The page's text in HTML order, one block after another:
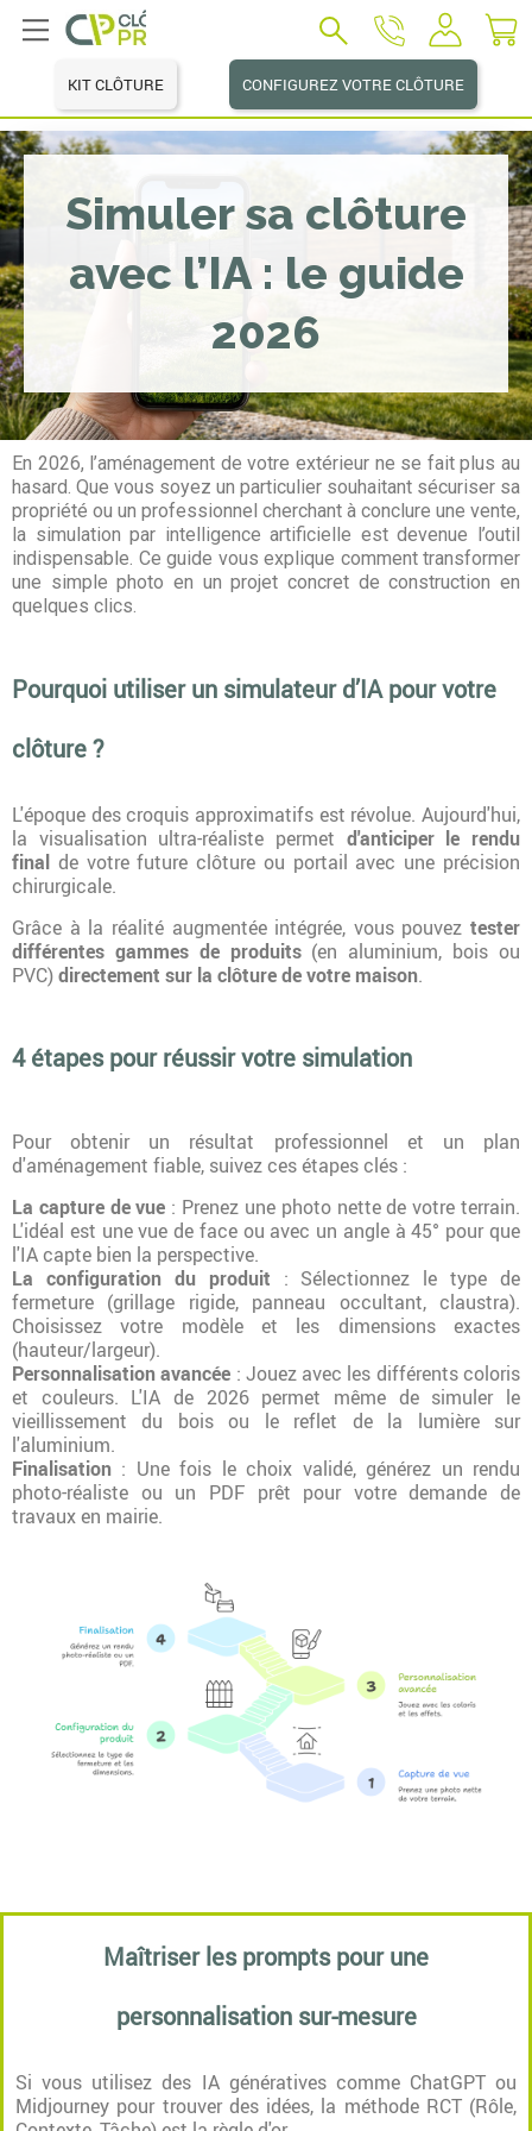
KIT CLÔTURE CONFIGUREZ VOTRE CLÔTURE
Simuler sa clôture
avec l’IA : le guide
2026
En 2026, l’aménagement de votre extérieur ne se fait plus au
hasard. Que vous soyez un particulier souhaitant sécuriser sa
propriété ou un professionnel cherchant à conclure une vente,
la simulation par intelligence artificielle est devenue l’outil
indispensable. Ce guide vous explique comment transformer
une simple photo en un projet concret de construction en
quelques clics.
Pourquoi utiliser un simulateur d’IA pour votre
clôture ?
L'époque des croquis approximatifs est révolue. Aujourd'hui,
la visualisation ultra-réaliste permet d'anticiper le rendu
final de votre future clôture ou portail avec une précision
chirurgicale.
Grâce à la réalité augmentée intégrée, vous pouvez tester
différentes gammes de produits(en aluminium, bois ou
PVC)directement sur la clôture de votre maison.
4 étapes pour réussir votre simulation
Pour obtenir un résultat professionnel et un plan
d'aménagement fiable, suivez ces étapes clés :
La capture de vue : Prenez une photo nette de votre terrain.
L'idéal est une vue de face ou avec un angle à 45° pour que
l'IA capte bien la perspective.
La configuration du produit : Sélectionnez le type de
fermeture (grillage rigide, panneau occultant, claustra).
Choisissez votre modèle et les dimensions exactes
(hauteur/largeur).
Personnalisation avancée : Jouez avec les différents coloris
et couleurs. L'IA de 2026 permet même de simuler le
vieillissement du bois ou le reflet de la lumière sur
l'aluminium.
Finalisation : Une fois le choix validé, générez un rendu
photo-réaliste ou un PDF prêt pour votre demande de
travaux en mairie.
Maîtriser les prompts pour une
personnalisation sur-mesure
Si vous utilisez des IA génératives comme ChatGPT ou
Midjourney pour trouver des idées, la méthode RCT (Rôle,